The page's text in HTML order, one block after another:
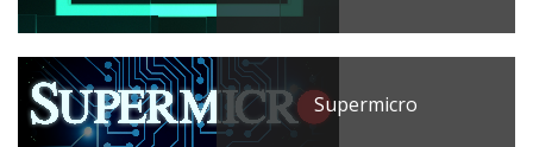
Supermicro